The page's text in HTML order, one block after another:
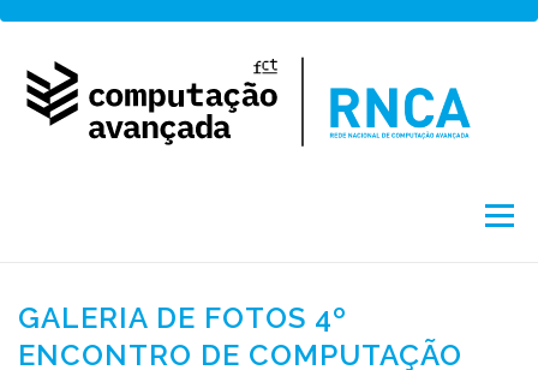
conteúdo
Menu
Sobre Rede Acesso Projetos
GALERIA DE FOTOS 4º
ENCONTRO DE COMPUTAÇÃO